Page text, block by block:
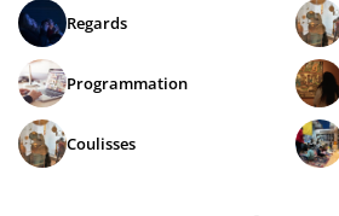
Regards
Programmation
Coulisses